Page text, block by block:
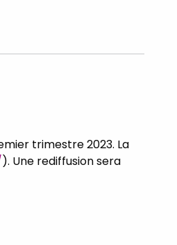
trimestre 2023. La
). Une rediffusion sera